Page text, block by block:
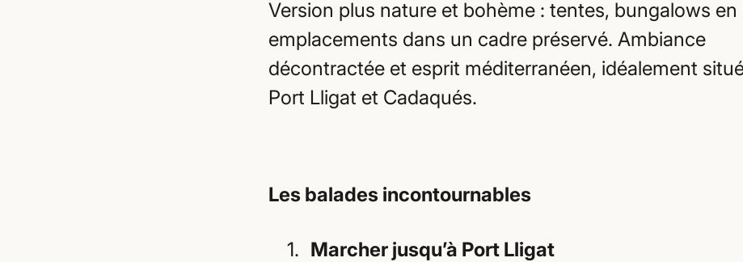
Version plus nature et bohème : tentes, bungalows en
emplacements dans un cadre préservé. Ambiance
décontractée et esprit méditerranéen, idéalement
Port Lligat et Cadaqués.
Les balades incontournables
Marcher jusqu’à Port Lligat